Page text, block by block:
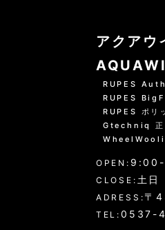
PHリフレッシュシャンプー洗車
黒い筋状の水垢・古い保護層
ホイール・タイヤの洗浄
ウインドウガラス（外窓）の洗浄
アクアウ
RUPES
RUPES
RUPES ポリ
Gtechniq 正
OPEN:
CLOSE: 土日
ADRESS: 〒
TEL: 0537-